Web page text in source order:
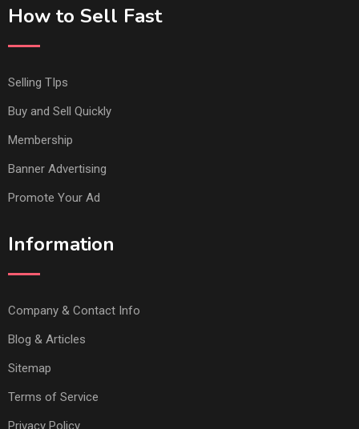
How to Sell Fast
Selling TIps
Buy and Sell Quickly
Membership
Banner Advertising
Promote Your Ad
Information
Company & Contact Info
Blog & Articles
Sitemap
Terms of Service
Privacy Policy